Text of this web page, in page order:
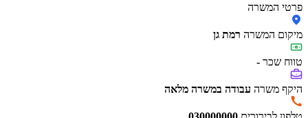
פרטי המשרה
מיקום המשרה רמת גן
טווח שכר -
היקף משרה עבודה במשרה מלאה